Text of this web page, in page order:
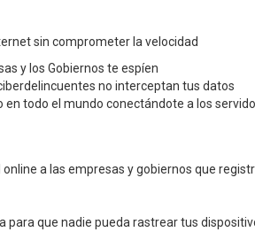
sin comprometer la velocidad
y los Gobiernos te espíen
no interceptan tus datos
en todo el mundo conectándote a los
online a las empresas y gobiernos que
para que nadie pueda rastrear tus